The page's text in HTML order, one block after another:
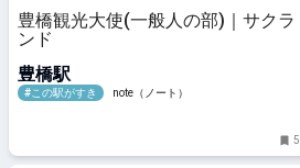
豊橋観光大使(一般人の部)｜サクラ
ンド
豊橋駅
#この駅がすき note（ノート）
5